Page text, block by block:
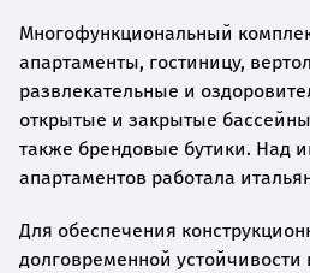
Многофункциональный
апартаменты, гостиницу,
развлекательные и
открытые и закрытые
также брендовые бутики. Над
апартаментов работала
Для обеспечения
долговременной устойчивости